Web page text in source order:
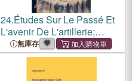
24.Études Sur Le Passé Et
L'avenir De L'artillerie;
Volume 4
無庫存